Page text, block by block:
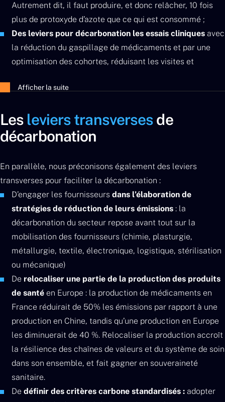
Autrement dit, il faut produire, et donc relâcher, 10 fois
plus de protoxyde d’azote que ce qui est consommé ;
Des leviers pour décarbonation les essais cliniques avec
la réduction du gaspillage de médicaments et par une
optimisation des cohortes, réduisant les visites et
Afficher la suite
Les leviers transversesde
décarbonation
En parallèle, nous préconisons également des leviers
transverses pour faciliter la décarbonation :
D’engager les fournisseurs dans l’élaboration de
stratégies de réduction de leurs émissions : la
décarbonation du secteur repose avant tout sur la
mobilisation des fournisseurs (chimie, plasturgie,
métallurgie, textile, électronique, logistique, stérilisation
ou mécanique)
De relocaliser une partie de la production des produits
de santé en Europe : la production de médicaments en
France réduirait de 50% les émissions par rapport à une
production en Chine, tandis qu’une production en Europe
les diminuerait de 40 %. Relocaliser la production accroît
la résilience des chaînes de valeurs et du système de soin
dans son ensemble, et fait gagner en souveraineté
sanitaire.
De définir des critères carbone standardisés : adopter